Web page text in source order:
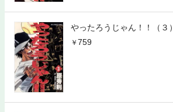
やったろうじゃん！！（３）
759